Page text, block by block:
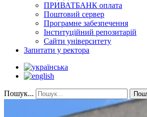
ПРИВАТБАНК оплата
Поштовий сервер
Програмне забезпечення
Інституційний репозитарій
Сайти університету
Запитати у ректора
Пошук...